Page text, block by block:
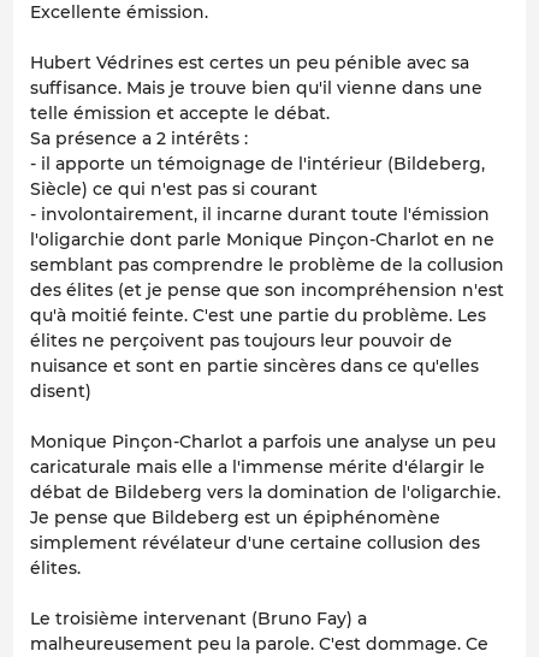
Excellente émission.
Hubert Védrines est certes un peu pénible avec sa
suffisance. Mais je trouve bien qu'il vienne dans une
telle émission et accepte le débat.
Sa présence a 2 intérêts :
- il apporte un témoignage de l'intérieur (Bildeberg,
Siècle) ce qui n'est pas si courant
- involontairement, il incarne durant toute l'émission
l'oligarchie dont parle Monique Pinçon-Charlot en ne
semblant pas comprendre le problème de la collusion
des élites (et je pense que son incompréhension n'est
qu'à moitié feinte. C'est une partie du problème. Les
élites ne perçoivent pas toujours leur pouvoir de
nuisance et sont en partie sincères dans ce qu'elles
disent)
Monique Pinçon-Charlot a parfois une analyse un peu
caricaturale mais elle a l'immense mérite d'élargir le
débat de Bildeberg vers la domination de l'oligarchie.
Je pense que Bildeberg est un épiphénomène
simplement révélateur d'une certaine collusion des
élites.
Le troisième intervenant (Bruno Fay) a
malheureusement peu la parole. C'est dommage. Ce